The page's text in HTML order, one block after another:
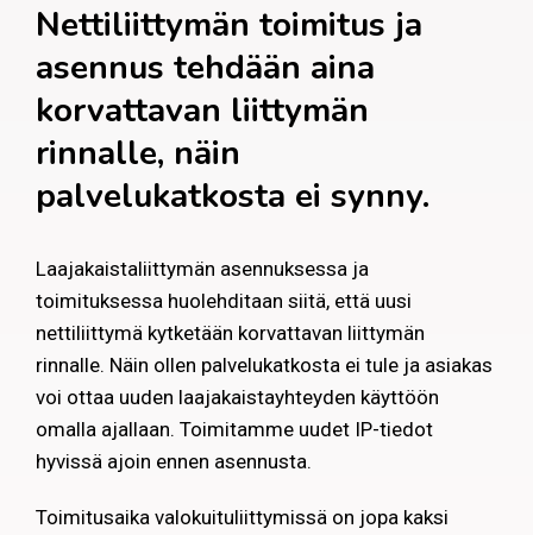
Nettiliittymän toimitus ja
asennus tehdään aina
korvattavan liittymän
rinnalle, näin
palvelukatkosta ei synny.
Laajakaistaliittymän asennuksessa ja
toimituksessa huolehditaan siitä, että uusi
nettiliittymä kytketään korvattavan liittymän
rinnalle. Näin ollen palvelukatkosta ei tule ja asiakas
voi ottaa uuden laajakaistayhteyden käyttöön
omalla ajallaan. Toimitamme uudet IP-tiedot
hyvissä ajoin ennen asennusta.
Toimitusaika valokuituliittymissä on jopa kaksi